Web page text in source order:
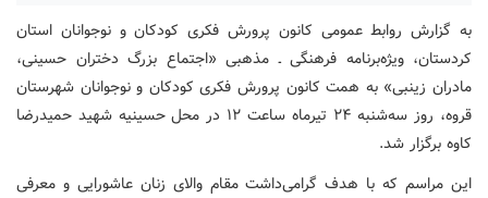
به گزارش روابط عمومی کانون پرورش فکری کودکان و نوجوانان استان
کردستان، ویژه‌برنامه فرهنگی ـ مذهبی «اجتماع بزرگ دختران حسینی،
مادران زینبی» به همت کانون پرورش فکری کودکان و نوجوانان شهرستان
قروه، روز سه‌شنبه ۲۴ تیرماه ساعت ۱۲ در محل حسینیه شهید حمیدرضا
کاوه برگزار شد.
این مراسم که با هدف گرامی‌داشت مقام والای زنان عاشورایی و معرفی